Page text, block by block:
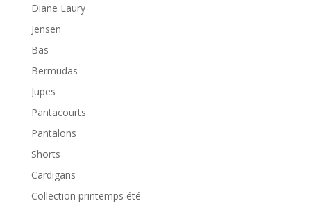
Diane Laury
Jensen
Bas
Bermudas
Jupes
Pantacourts
Pantalons
Shorts
Cardigans
Collection printemps été